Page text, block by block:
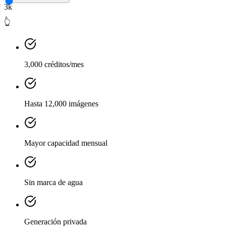
3k
👆
3,000 créditos/mes
Hasta 12,000 imágenes
Mayor capacidad mensual
Sin marca de agua
Generación privada